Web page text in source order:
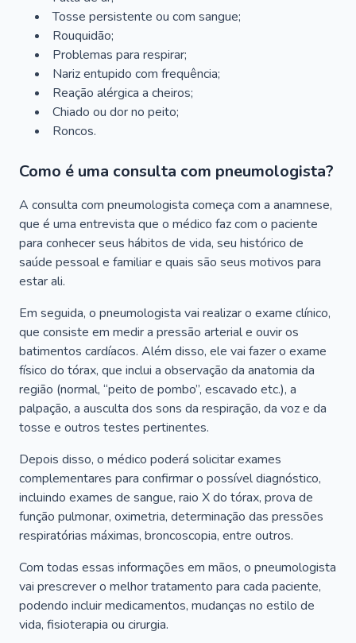
Tosse persistente ou com sangue;
Rouquidão;
Problemas para respirar;
Nariz entupido com frequência;
Reação alérgica a cheiros;
Chiado ou dor no peito;
Roncos.
Como é uma consulta com pneumologista?
A consulta com pneumologista começa com a anamnese,
que é uma entrevista que o médico faz com o paciente
para conhecer seus hábitos de vida, seu histórico de
saúde pessoal e familiar e quais são seus motivos para
estar ali.
Em seguida, o pneumologista vai realizar o exame clínico,
que consiste em medir a pressão arterial e ouvir os
batimentos cardíacos. Além disso, ele vai fazer o exame
físico do tórax, que inclui a observação da anatomia da
região (normal, “peito de pombo”, escavado etc.), a
palpação, a ausculta dos sons da respiração, da voz e da
tosse e outros testes pertinentes.
Depois disso, o médico poderá solicitar exames
complementares para confirmar o possível diagnóstico,
incluindo exames de sangue, raio X do tórax, prova de
função pulmonar, oximetria, determinação das pressões
respiratórias máximas, broncoscopia, entre outros.
Com todas essas informações em mãos, o pneumologista
vai prescrever o melhor tratamento para cada paciente,
podendo incluir medicamentos, mudanças no estilo de
vida, fisioterapia ou cirurgia.